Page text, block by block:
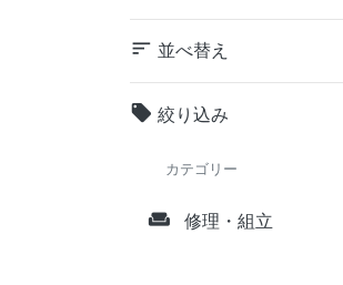
sort 並べ替え
local_offer 絞り込み
カテゴリー
weekend 修理・組立